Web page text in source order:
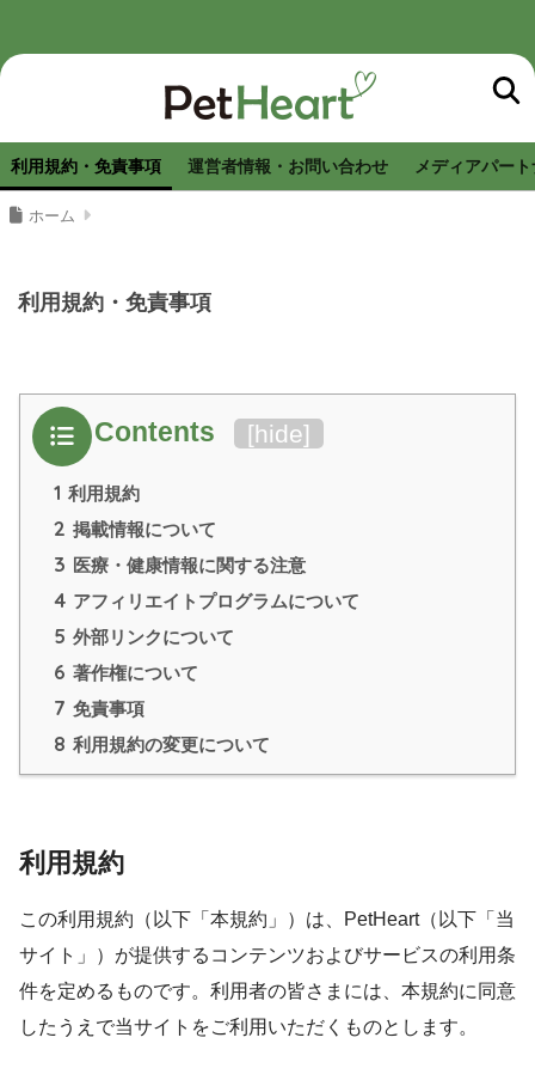
利用規約・免責事項 運営者情報・お問い合わせ メディアパー
ホーム
利用規約・免責事項
Contents [hide]
1 利用規約
2 掲載情報について
3 医療・健康情報に関する注意
4 アフィリエイトプログラムについて
5 外部リンクについて
6 著作権について
7 免責事項
8 利用規約の変更について
利用規約
この利用規約（以下「本規約」）は、PetHeart（以下「当
サイト」）が提供するコンテンツおよびサービスの利用条
件を定めるものです。利用者の皆さまには、本規約に同意
したうえで当サイトをご利用いただくものとします。